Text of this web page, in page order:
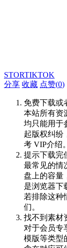
STORTIKTOK
分享 收藏 点赞(0)
免费下载或
本站所有资
均只能用于
起版权纠纷
考 VIP介绍。
提示下载完
最常见的情
盘上的容量
是浏览器下
若排除这种
们。
找不到素材
对于会员专
模版等类型